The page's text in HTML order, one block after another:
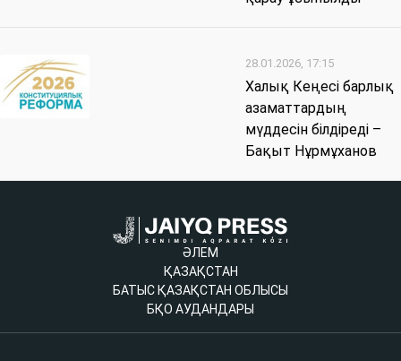
28.01.2026, 17:15
Халық Кеңесі барлық
азаматтардың
мүддесін білдіреді –
Бақыт Нұрмұханов
ӘЛЕМ
ҚАЗАҚСТАН
БАТЫС ҚАЗАҚСТАН ОБЛЫСЫ
БҚО АУДАНДАРЫ